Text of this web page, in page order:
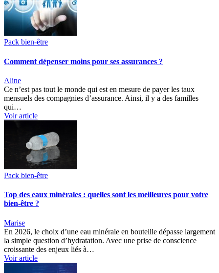
Pack bien-être
Comment dépenser moins pour ses assurances ?
Aline
Ce n’est pas tout le monde qui est en mesure de payer les taux
mensuels des compagnies d’assurance. Ainsi, il y a des familles
qui…
Voir article
Pack bien-être
Top des eaux minérales : quelles sont les meilleures pour votre
bien-être ?
Marise
En 2026, le choix d’une eau minérale en bouteille dépasse largement
la simple question d’hydratation. Avec une prise de conscience
croissante des enjeux liés à…
Voir article